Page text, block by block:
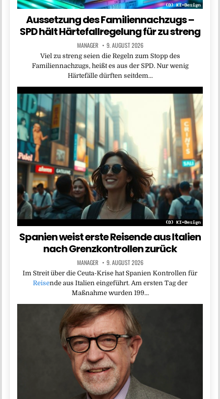
Aussetzung des Familiennachzugs –
SPD hält Härtefallregelung für zu streng
MANAGER 9. AUGUST 2026
Viel zu streng seien die Regeln zum Stopp des
Familiennachzugs, heißt es aus der SPD. Nur wenig
Härtefälle dürften seitdem…
Spanien weist erste Reisende aus Italien
nach Grenzkontrollen zurück
MANAGER 9. AUGUST 2026
Im Streit über die Ceuta-Krise hat Spanien Kontrollen für
Reisende aus Italien eingeführt. Am ersten Tag der
Maßnahme wurden 199…